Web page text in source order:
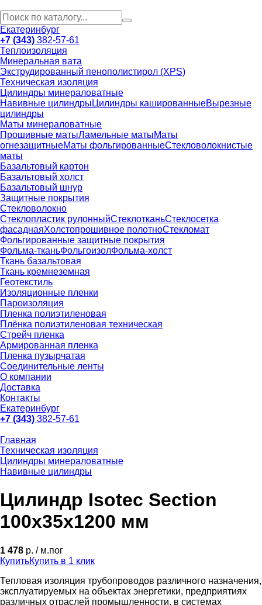
Екатеринбург
+7 (343) 382-57-61
Теплоизоляция
Минеральная вата
Экструдированный пенополистирол (XPS)
Техническая изоляция
Цилиндры минераловатные
Навивные цилиндры Цилиндры кашированныеВырезные
цилиндры
Маты минераловатные
Прошивные матыЛамельные матыМаты
огнезащитныеМаты фольгированныеСтекловолокнистые
маты
Базальтовый картон
Базальтовый холст
Базальтовый шнур
Защитные покрытия
Стекловолокно
Стеклопластик рулонныйСтеклотканьСтеклосетка
фасаднаяХолстопрошивное полотноСтекломат
Фольгированные защитные покрытия
Фольма-тканьФольгоизолФольма-холст
Ткань базальтовая
Ткань кремнеземная
Геотекстиль
Изоляционные пленки
Пароизоляция
Пленка полиэтиленовая
Плёнка полиэтиленовая техническая
Стрейч пленка
Армированная пленка
Пленка пузырчатая
Соединительные ленты
О компании
Доставка
Контакты
Екатеринбург
+7 (343) 382-57-61
Главная
Техническая изоляция
Цилиндры минераловатные
Навивные цилиндры
Цилиндр Isotec Section
100x35x1200 мм
1 478 р. / м.пог
КупитьКупить в 1 клик
Тепловая изоляция трубопроводов различного назначения,
эксплуатируемых на объектах энергетики, предприятиях
различных отраслей промышленности, в системах